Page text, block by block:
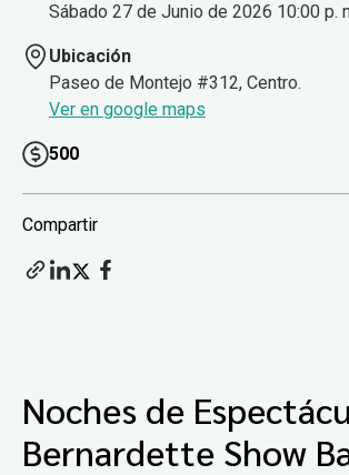
Sábado 27 de Junio de 2026 10:00 p.
Ubicación
Paseo de Montejo #312, Centro.
Ver en google maps
500
Compartir
Noches de
Bernardette Show